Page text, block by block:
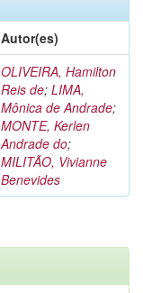
Autor(es)
OLIVEIRA, Hamilton
Reis de; LIMA,
Mônica de Andrade;
MONTE, Kerlen
Andrade do;
MILITÃO, Vivianne
Benevides